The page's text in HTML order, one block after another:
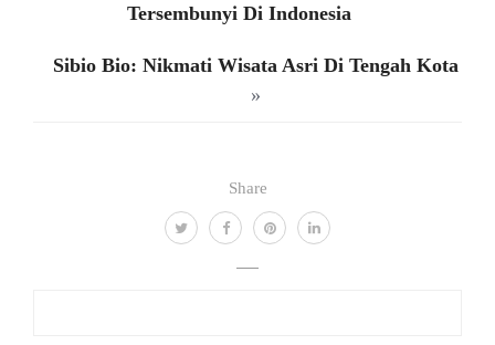
Share
Tersembunyi Di Indonesia
Sibio Bio: Nikmati Wisata Asri Di Tengah Kota
»